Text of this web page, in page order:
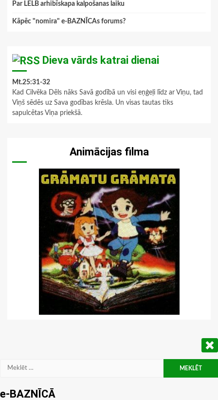
Par LELB arhibīskapa kalpošanas laiku
Kāpēc "nomira" e-BAZNĪCAs forums?
Dieva vārds katrai dienai
Mt.25:31-32
Kad Cilvēka Dēls nāks Savā godībā un visi eņģeļi līdz ar Viņu, tad
Viņš sēdēs uz Sava godības krēsla. Un visas tautas tiks
sapulcētas Viņa priekšā.
Animācijas filma
Meklēt:
e-BAZNĪCĀ